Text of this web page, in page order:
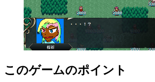
このゲームのポイント